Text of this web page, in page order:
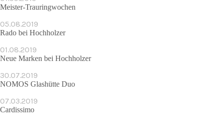
Meister-Trauringwochen
05.08.2019
Rado bei Hochholzer
01.08.2019
Neue Marken bei Hochholzer
30.07.2019
NOMOS Glashütte Duo
07.03.2019
Cardissimo